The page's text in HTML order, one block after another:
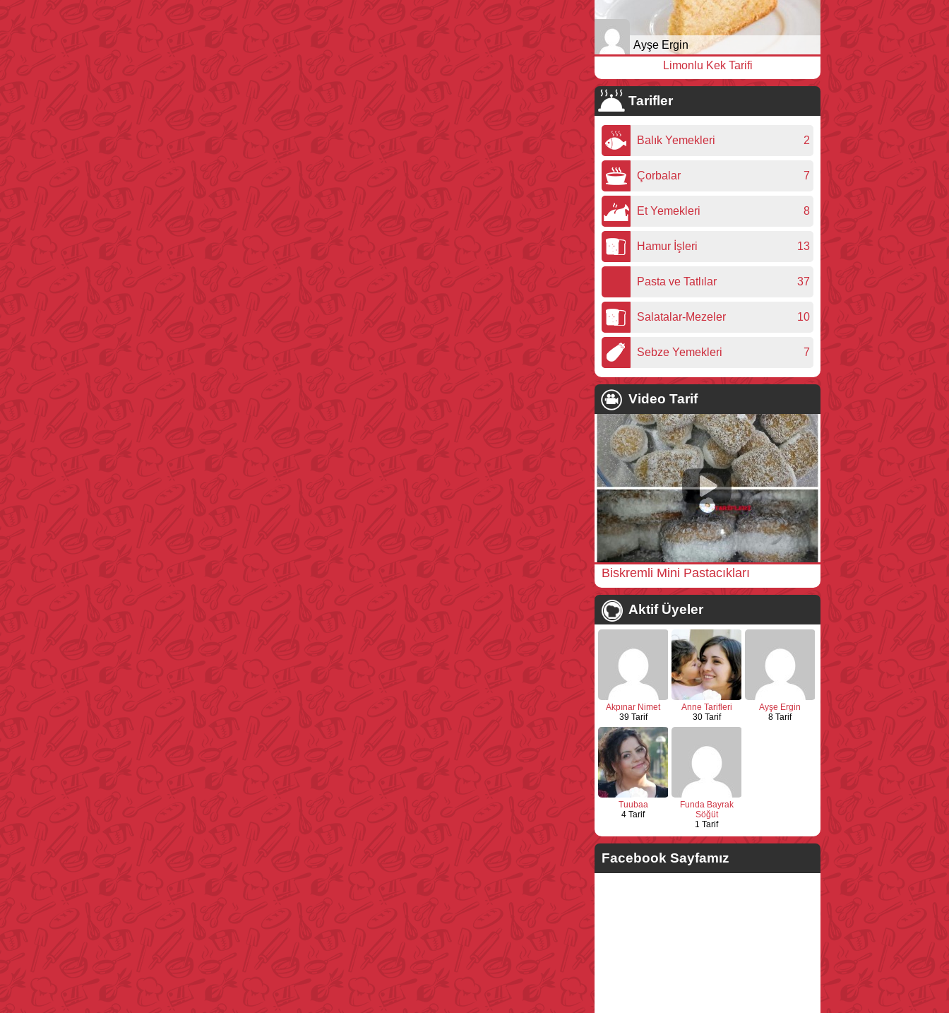
Ayşe Ergin
Limonlu Kek Tarifi
Tarifler
Balık Yemekleri 2
Çorbalar 7
Et Yemekleri 8
Hamur İşleri 13
Pasta ve Tatlılar 37
Salatalar-Mezeler 10
Sebze Yemekleri 7
Video Tarif
Biskremli Mini Pastacıkları
Aktif Üyeler
Akpınar Nimet
39 Tarif
Anne Tarifleri
30 Tarif
Ayşe Ergin
8 Tarif
Tuubaa
4 Tarif
Funda Bayrak
Söğüt
1 Tarif
Facebook Sayfamız